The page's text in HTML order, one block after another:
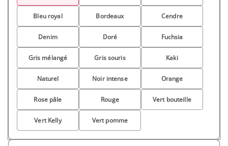
Bleu royal Bordeaux Cendre
Denim Doré Fuchsia
Gris mélangé Gris souris Kaki
Naturel Noir intense Orange
Rose pâle Rouge Vert bouteille
Vert Kelly Vert pomme